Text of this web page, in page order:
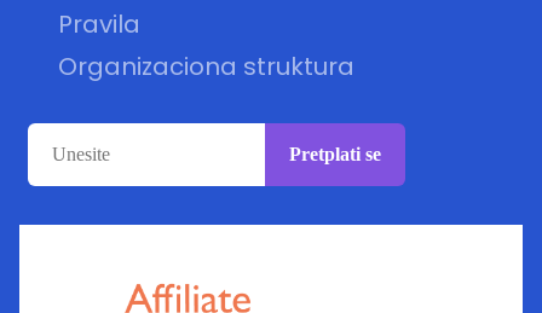
Pravila
Organizaciona struktura
Pretplati se